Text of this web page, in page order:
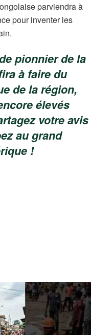
parviendra à
pour inventer les
pionnier de la
à faire du
de la région,
élevés
votre avis
au grand
!